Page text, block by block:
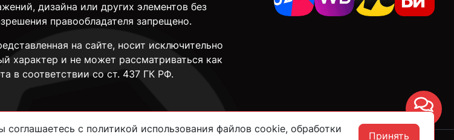
дизайна или других элементов без
правообладателя запрещено.
на сайте, носит исключительно
характер и не может рассматриваться как
в соответствии со ст. 437 ГК РФ.
с политикой использования файлов cookie, обработки
Принять